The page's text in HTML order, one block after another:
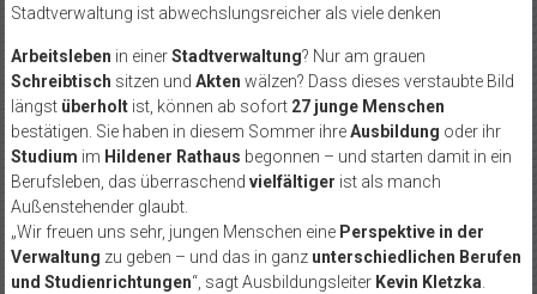
Stadtverwaltung ist abwechslungsreicher als viele denken
Arbeitsleben in einerStadtverwaltung? Nur am grauen
Schreibtisch sitzen und Akten wälzen? Dass dieses verstaubte Bild
längst überholtist, können ab sofort 27 junge Menschen
bestätigen. Sie haben in diesem Sommer ihreAusbildung oder ihr
Studium im Hildener Rathaus begonnen – und starten damit in ein
Berufsleben, das überraschend vielfältiger ist als manch
Außenstehender glaubt.
„Wir freuen uns sehr, jungen Menschen eine Perspektive in der
Verwaltung zu geben – und das in ganz unterschiedlichen Berufen
und Studienrichtungen“, sagt Ausbildungsleiter Kevin Kletzka.